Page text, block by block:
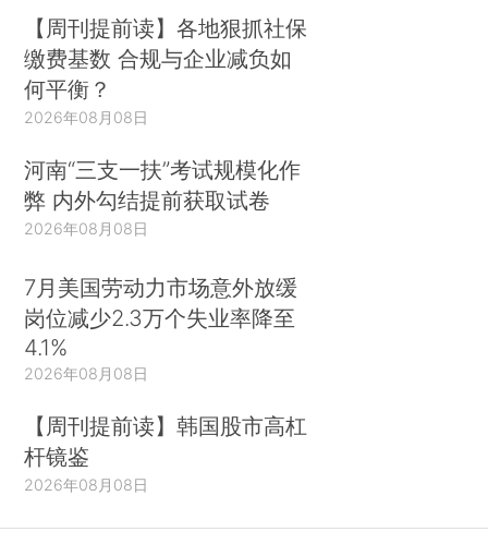
【周刊提前读】各地狠抓社保
缴费基数 合规与企业减负如
何平衡？
2026年08月08日
河南“三支一扶”考试规模化作
弊 内外勾结提前获取试卷
2026年08月08日
7月美国劳动力市场意外放缓
岗位减少2.3万个失业率降至
4.1%
2026年08月08日
【周刊提前读】韩国股市高杠
杆镜鉴
2026年08月08日